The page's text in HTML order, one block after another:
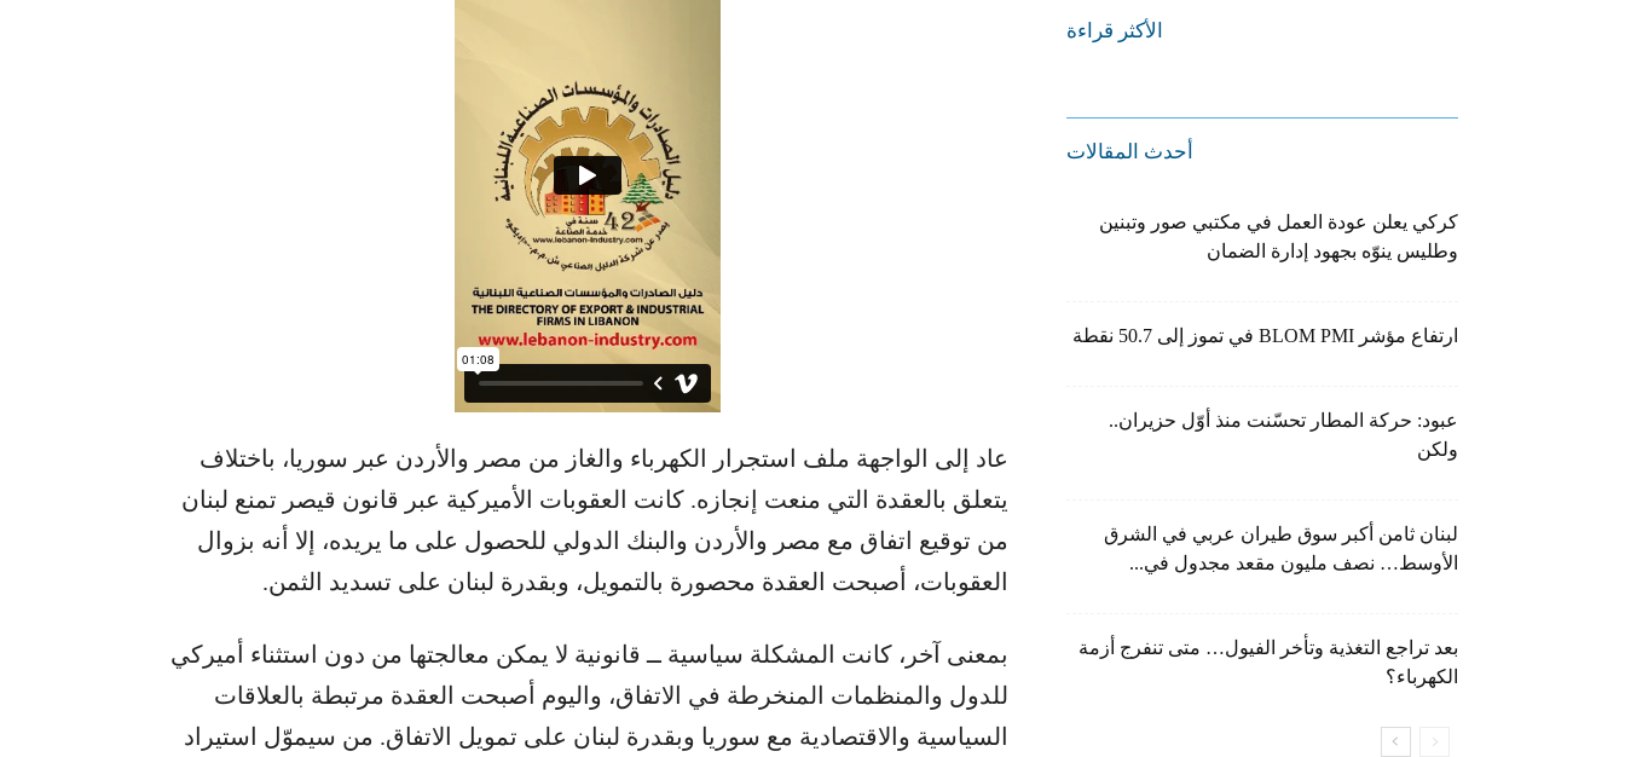
عاد إلى الواجهة ملف استجرار الكهرباء والغاز من مصر والأردن عبر سوريا، باختلاف
يتعلق بالعقدة التي منعت إنجازه. كانت العقوبات الأميركية عبر قانون قيصر تمنع لبنان
من توقيع اتفاق مع مصر والأردن والبنك الدولي للحصول على ما يريده، إلا أنه بزوال
العقوبات، أصبحت العقدة محصورة بالتمويل، وبقدرة لبنان على تسديد الثمن.
بمعنى آخر، كانت المشكلة سياسية ــ قانونية لا يمكن معالجتها من دون استثناء أميركي
للدول والمنظمات المنخرطة في الاتفاق، واليوم أصبحت العقدة مرتبطة بالعلاقات
السياسية والاقتصادية مع سوريا وبقدرة لبنان على تمويل الاتفاق. من سيموّل استيراد
الأكثر قراءة
أحدث المقالات
كركي يعلن عودة العمل في مكتبي صور وتبنين
وطليس ينوّه بجهود إدارة الضمان
ارتفاع مؤشر BLOM PMI في تموز إلى 50.7 نقطة
عبود: حركة المطار تحسّنت منذ أوّل حزيران..
ولكن
لبنان ثامن أكبر سوق طيران عربي في الشرق
الأوسط… نصف مليون مقعد مجدول في...
بعد تراجع التغذية وتأخر الفيول… متى تنفرج أزمة
الكهرباء؟